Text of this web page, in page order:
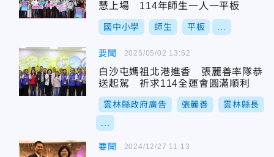
慧上場 114年師生一人一平板
國中小學 師生 平板
要聞
白沙屯媽祖北港進香 張麗善率隊恭
送起駕 祈求114全運會圓滿順利
雲林縣政府廣告 張麗善 雲林縣長
2025/05/02 13:52
要聞 2024/12/27 11:13